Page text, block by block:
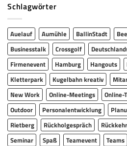
Schlagwörter
Auelauf Aumühle BallinStadt
Businesstalk
Crossgolf
Firmenevent
Hamburg Hangouts
Kletterpark
Kugelbahn kreativ
New Work
Online-Meetings Online-
Outdoor
Personalentwicklung
Rietberg
Rückholgespräch
Seminar
Spaß Teamevent Teams